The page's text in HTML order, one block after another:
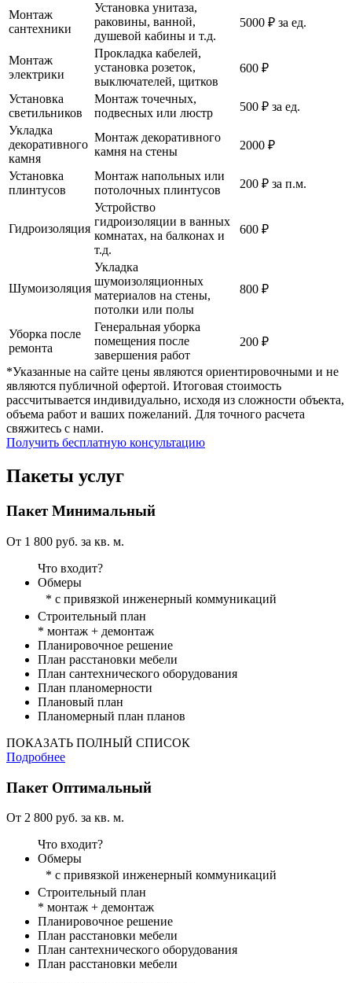
Монтаж
сантехники
Установка унитаза,
раковины, ванной,
душевой кабины и т.д.
5000 ₽ за ед.
Монтаж
электрики
Прокладка кабелей,
установка розеток,
выключателей, щитков
600 ₽
Установка
светильников
Монтаж точечных,
подвесных или люстр
500 ₽ за ед.
Укладка
декоративного
камня
Монтаж декоративного
камня на стены
2000 ₽
Установка
плинтусов
Монтаж напольных или
потолочных плинтусов
200 ₽ за п.м.
Гидроизоляция
Устройство
гидроизоляции в ванных
комнатах, на балконах и
т.д.
600 ₽
Шумоизоляция
Укладка
шумоизоляционных
материалов на стены,
потолки или полы
800 ₽
Уборка после
ремонта
Генеральная уборка
помещения после
завершения работ
200 ₽
*Указанные на сайте цены являются ориентировочными и не
являются публичной офертой. Итоговая стоимость
рассчитывается индивидуально, исходя из сложности объекта,
объема работ и ваших пожеланий. Для точного расчета
свяжитесь с нами.
Получить бесплатную консультацию
Пакеты услуг
ПакетМинимальный
От 1 800 руб. за кв. м.
Что входит?
Обмеры
* с привязкой инженерный коммуникаций
Строительный план
* монтаж + демонтаж
Планировочное решение
План расстановки мебели
План сантехнического оборудования
План планомерности
Плановый план
Планомерный план планов
ПОКАЗАТЬ ПОЛНЫЙ СПИСОК
Подробнее
ПакетОптимальный
От 2 800 руб. за кв. м.
Что входит?
Обмеры
* с привязкой инженерный коммуникаций
Строительный план
* монтаж + демонтаж
Планировочное решение
План расстановки мебели
План сантехнического оборудования
План расстановки мебели